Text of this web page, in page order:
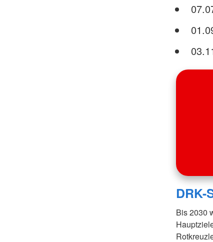
DRK-
Bis 2030